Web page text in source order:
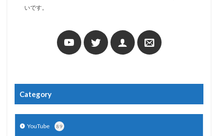
いです。
Category
YouTube 89